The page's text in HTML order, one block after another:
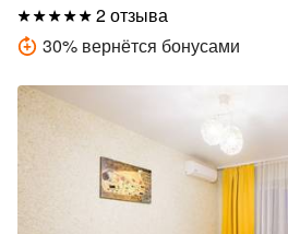
2 отзыва
30% вернётся бонусами